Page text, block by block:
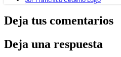
Deja tus comentarios
Deja una respuesta